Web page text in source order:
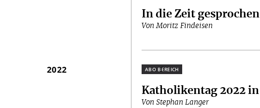
In die Zeit
Von Moritz Findeisen
2022 Plus
Katholikentag 2022
Von Stephan Langer